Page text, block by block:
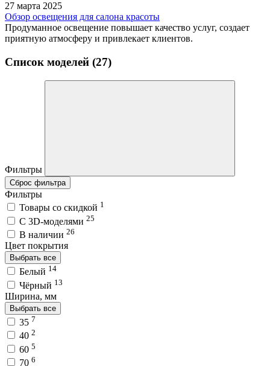
27 марта 2025
Обзор освещения для салона красоты
Продуманное освещение повышает качество услуг, создает
приятную атмосферу и привлекает клиентов.
Список моделей (27)
Фильтры
Сброс фильтра
Фильтры
Товары со скидкой 1
C 3D-моделями 25
В наличии 26
Цвет покрытия
Выбрать все
Белый 14
Чёрный 13
Ширина, мм
Выбрать все
35 7
40 2
60 5
70 6